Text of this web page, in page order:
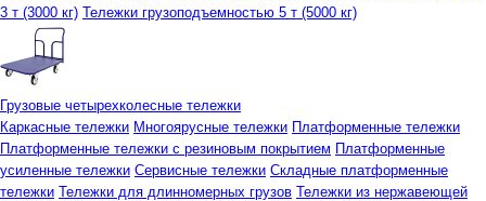
3 т (3000 кг) Тележки грузоподъемностью 5 т (5000 кг)
Грузовые четырехколесные тележки
Каркасные тележки Многоярусные тележки Платформенные тележки
Платформенные тележки с резиновым покрытием Платформенные
усиленные тележки Сервисные тележки Складные платформенные
тележки Тележки для длинномерных грузов Тележки из нержавеющей